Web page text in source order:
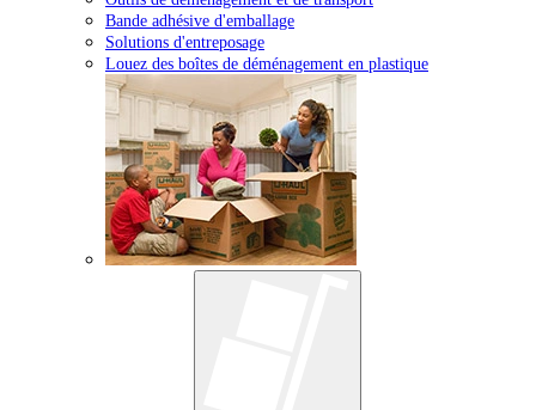
Bande adhésive d'emballage
Solutions d'entreposage
Louez des boîtes de déménagement en plastique